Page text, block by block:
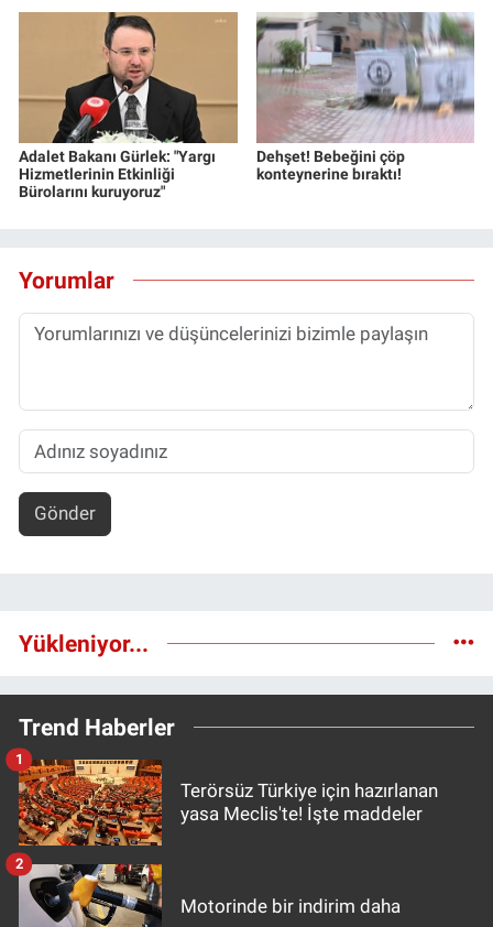
Adalet Bakanı Gürlek: "Yargı
Hizmetlerinin Etkinliği
Bürolarını kuruyoruz"
Dehşet! Bebeğini çöp
konteynerine bıraktı!
Yorumlar
Gönder
Yükleniyor...
Trend Haberler
Terörsüz Türkiye için hazırlanan
yasa Meclis'te! İşte maddeler
1
Motorinde bir indirim daha
2